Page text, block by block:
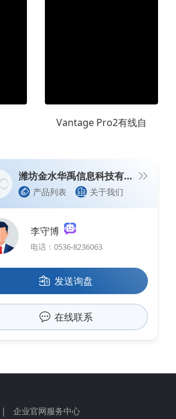
Vantage Pro2有线自
潍坊金水华禹信息科技有限公司
产品列表 关于我们
李守博
电话：0536-8236063
发送询盘
在线联系
| 企业官网服务中心